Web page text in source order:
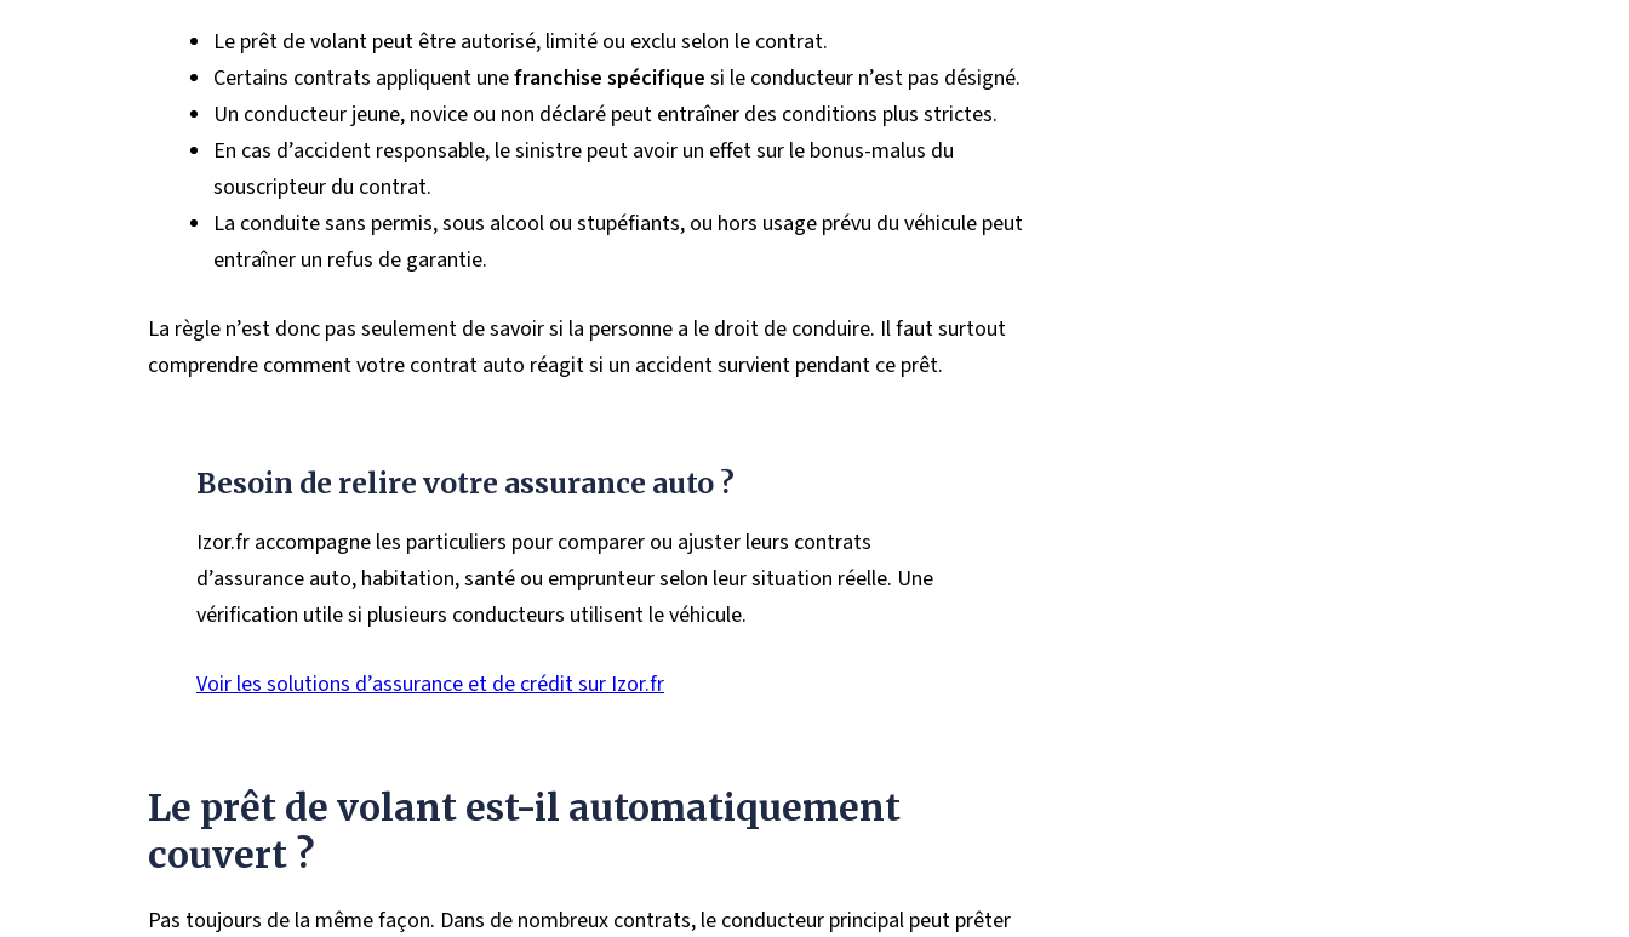
Le prêt de volant peut être autorisé, limité ou exclu selon le contrat.
Certains contrats appliquent unefranchise spécifique si le conducteur n’est pas désigné.
Un conducteur jeune, novice ou non déclaré peut entraîner des conditions plus strictes.
En cas d’accident responsable, le sinistre peut avoir un effet sur le bonus-malus du
souscripteur du contrat.
La conduite sans permis, sous alcool ou stupéfiants, ou hors usage prévu du véhicule peut
entraîner un refus de garantie.
La règle n’est donc pas seulement de savoir si la personne a le droit de conduire. Il faut surtout
comprendre comment votre contrat auto réagit si un accident survient pendant ce prêt.
Besoin de relire votre assurance auto ?
Izor.fr accompagne les particuliers pour comparer ou ajuster leurs contrats
d’assurance auto, habitation, santé ou emprunteur selon leur situation réelle. Une
vérification utile si plusieurs conducteurs utilisent le véhicule.
Voir les solutions d’assurance et de crédit sur Izor.fr
Le prêt de volant est-il automatiquement
couvert ?
Pas toujours de la même façon. Dans de nombreux contrats, le conducteur principal peut prêter